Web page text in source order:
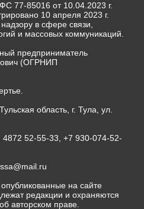
77-85016 от 10.04.2023 г.
10 апреля 2023 г.
в сфере связи,
и массовых коммуникаций.
предприниматель
(ОГРНИП
область, г. Тула, ул.
52-55-33, +7 930-074-52-
на сайте
редакции и охраняются
авторском праве.